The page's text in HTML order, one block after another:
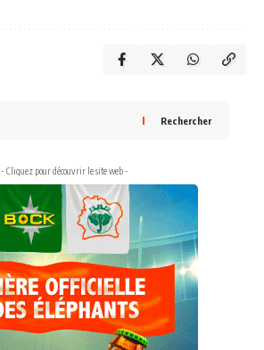
Rechercher
- Cliquez pour découvrir le site web -